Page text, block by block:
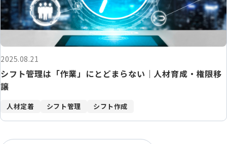
2025.08.21
シフト管理は「作業」にとどまらない｜人材育成・権限移
譲
人材定着 シフト管理 シフト作成